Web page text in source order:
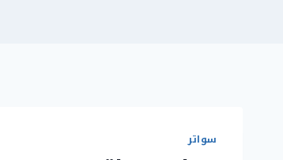
سواتر